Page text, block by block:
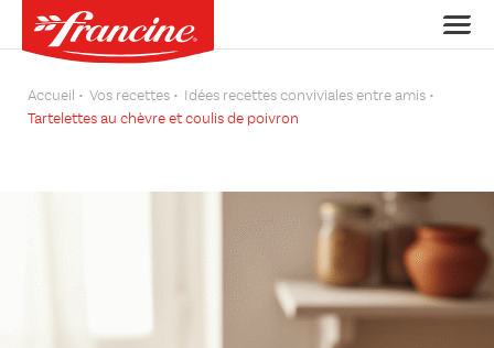
Accueil Vos recettes
Idées recettes conviviales entre amis
Tartelettes au chèvre et coulis de poivron